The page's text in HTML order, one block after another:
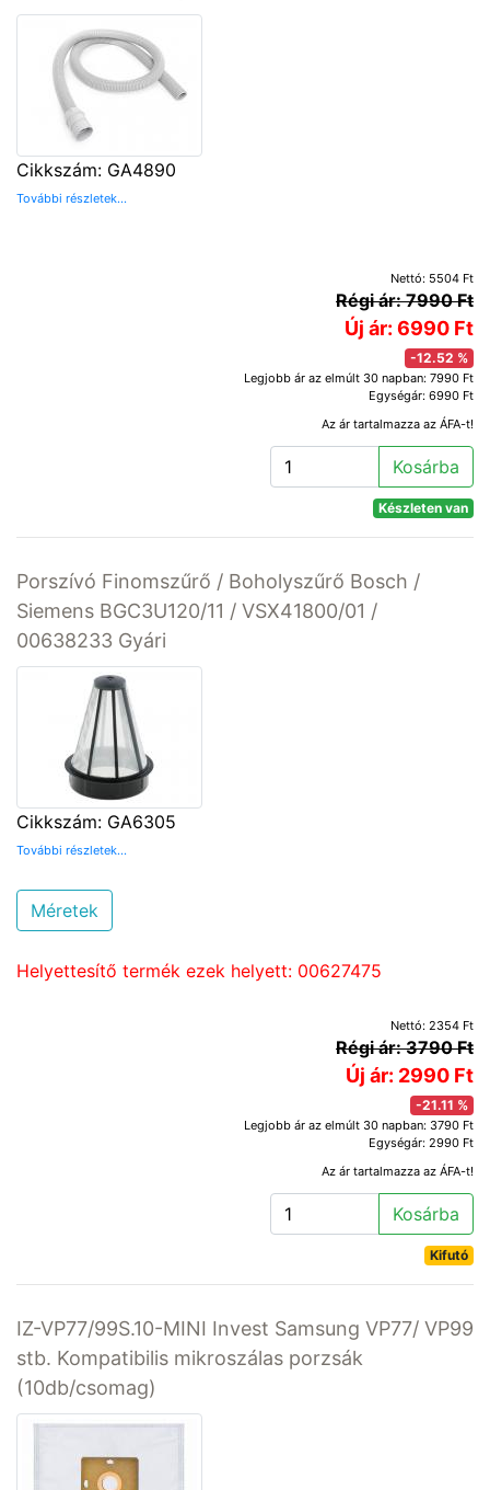
Cikkszám: GA4890
További részletek...
Nettó: 5504 Ft
Régi ár: 7990 Ft
Új ár: 6990 Ft
-12.52 %
Legjobb ár az elmúlt 30 napban: 7990 Ft
Egységár: 6990 Ft
Az ár tartalmazza az ÁFA-t!
Kosárba
Készleten van
Porszívó Finomszűrő / Boholyszűrő Bosch /
Siemens BGC3U120/11 / VSX41800/01 /
00638233 Gyári
Cikkszám: GA6305
További részletek...
Méretek
Helyettesítő termék ezek helyett: 00627475
Nettó: 2354 Ft
Régi ár: 3790 Ft
Új ár: 2990 Ft
-21.11 %
Legjobb ár az elmúlt 30 napban: 3790 Ft
Egységár: 2990 Ft
Az ár tartalmazza az ÁFA-t!
Kosárba
Kifutó
IZ-VP77/99S.10-MINI Invest Samsung VP77/ VP99
stb. Kompatibilis mikroszálas porzsák
(10db/csomag)